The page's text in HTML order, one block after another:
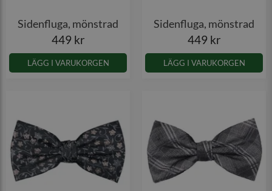
Sidenfluga, mönstrad
449 kr
LÄGG I VARUKORGEN
Sidenfluga, mönstrad
449 kr
LÄGG I VARUKORGEN